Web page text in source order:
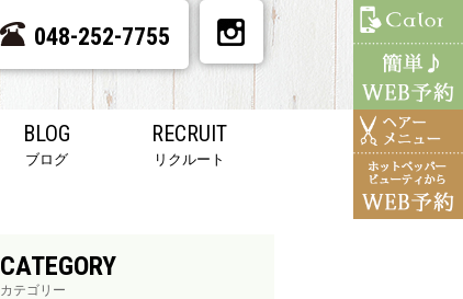
048-252-7755
BLOG
ブログ
RECRUIT
リクルート
CATEGORY
カテゴリー